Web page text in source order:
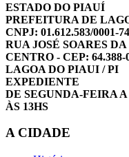
ESTADO DO PIAUÍ
PREFEITURA DE
CNPJ: 01.612.583/0001-74
RUA JOSÉ SOARES
CENTRO - CEP: 64.388-
LAGOA DO PIAUI / PI
EXPEDIENTE
DE SEGUNDA-FEIRA
ÀS 13HS
A CIDADE